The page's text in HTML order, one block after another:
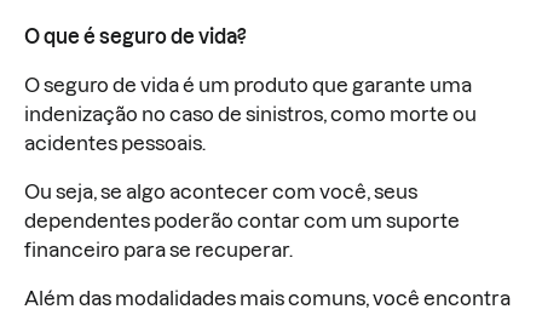
O que é seguro de vida?
O seguro de vida é um produto que garante uma
indenização no caso de sinistros, como morte ou
acidentes pessoais.
Ou seja, se algo acontecer com você, seus
dependentes poderão contar com um suporte
financeiro para se recuperar.
Além das modalidades mais comuns, você encontra